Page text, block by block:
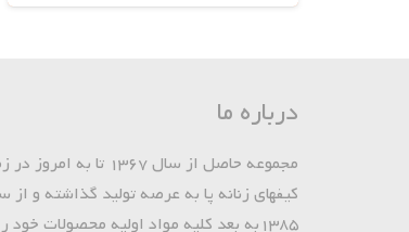
درباره ما
مجموعه حاصل از سال 1367 تا به
کیفهای زنانه پا به عرصه تولید گذاشته و از
1385به بعد کلیه مواد اولیه محصولات